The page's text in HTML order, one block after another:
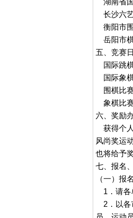
湖南省
长沙六
衡阳市
岳阳市
五、竞赛
国际跳棋
国际象
围棋比
象棋比
六、奖励
获得个
风尚奖运
也将给予
七、报名
（一）报
1．请各
2．以各